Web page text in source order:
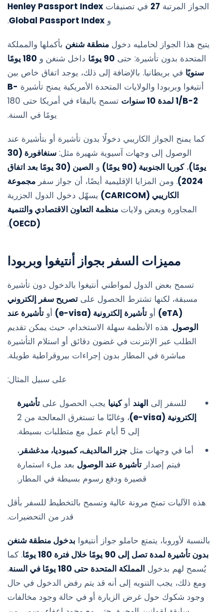
الجواز المرتبة 27 في تصنيفات Henley Passport Index
و Global Passport Index
.
يتيح هذا الجواز لحامليه دخول منطقة شنغن بأكملها والمملكة
المتحدة بدون تأشيرة: حتى 90 يومًا داخل شنغن و
180 يومًا
سنويًا في بريطانيا. بالإضافة إلى ذلك، يوجد اتفاق خاص بين
أنتيغوا وبربودا والولايات المتحدة الأمريكية يمنح تأشيرة B-
1/B-2 لمدة 10 سنوات
تسمح بالبقاء في أمريكا حتى 180
يومًا في السنة.
كما يمنح الجواز الكاريبي دخولًا بدون تأشيرة أو بتأشيرة عند
الوصول إلى وجهات آسيوية شهيرة مثل:
سنغافورة (30
يومًا)،كوريا الجنوبية (90 يومًا) و
الصين (30 يومًا بعد اتفاق
2024) . ومن المزايا الإقليمية أيضًا، أن جواز سفر مجموعة
الكاريبي (CARICOM)
يسهّل دخول الدول الجزرية
المجاورة وبعض ولايات منظمة التعاون الاقتصادي والتنمية
(OECD)
.
مميزات السفر بجواز أنتيغوا وبربودا
تسمح بعض الدول لمواطني أنتيغوا بالدخول دون تأشيرة
مسبقة، لكنها تشترط الحصول على تصريح سفر إلكتروني
(eTA)
أو تأشيرة إلكترونية (e-visa) أو تأشيرة عند
الوصول. هذه الأنظمة سهلة الاستخدام، حيث يمكن تقديم
الطلب عبر الإنترنت في غضون دقائق أو استلام التأشيرة
مباشرة في المطار بدون إجراءات بيروقراطية طويلة.
على سبيل المثال:
للسفر إلى الهند أوكينيا يجب الحصول على تأشيرة
إلكترونية (e-visa)
، وغالبًا ما تستغرق المعالجة من 2
إلى 5 أيام عمل مع متطلبات بسيطة.
أما في وجهات مثل جزر المالديف، كمبوديا، مدغشقر ،
فيتم إصدار تأشيرة عند الوصول بعد ملء استمارة
قصيرة ودفع رسوم بسيطة في المطار.
هذه الآليات تمنح مرونة عالية وتسمح بالتخطيط للسفر بأقل
قدر من التحضيرات.
بالنسبة لأوروبا، يتمتع حاملو جواز أنتيغوا بدخول منطقة شنغن
بدون تأشيرة لمدة تصل إلى 90 يومًا خلال فترة 180 يومًا
. كما
يُسمح لهم بدخول المملكة المتحدة حتى 180 يومًا في السنة
.
ومع ذلك، يجب التنويه إلى أنه قد يتم رفض الدخول في حال
وجود شكوك حول غرض الزيارة أو في حالة وجود مخالفات